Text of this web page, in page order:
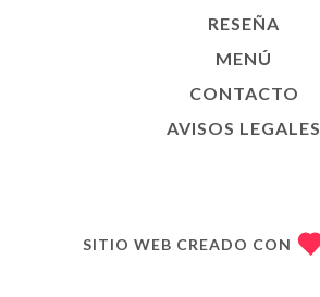
RESEÑA
MENÚ
CONTACTO
AVISOS LEGALES
SITIO WEB CREADO CON